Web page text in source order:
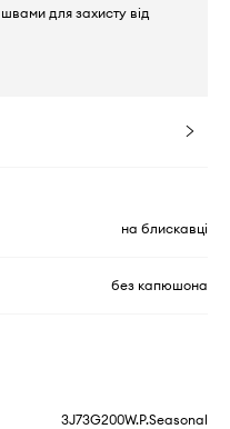
для захисту від
на блискавці
без капюшона
3J73G200W.P.Seasonal